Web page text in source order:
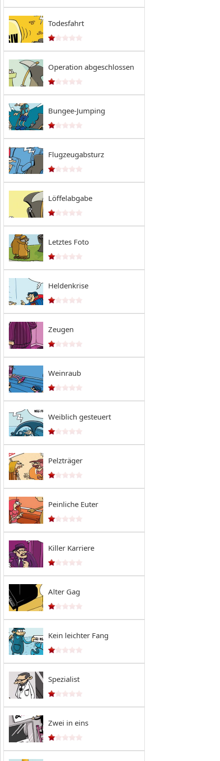
Todesfahrt
Operation abgeschlossen
Bungee-Jumping
Flugzeugabsturz
Löffelabgabe
Letztes Foto
Heldenkrise
Zeugen
Weinraub
Weiblich gesteuert
Pelzträger
Peinliche Euter
Killer Karriere
Alter Gag
Kein leichter Fang
Spezialist
Zwei in eins